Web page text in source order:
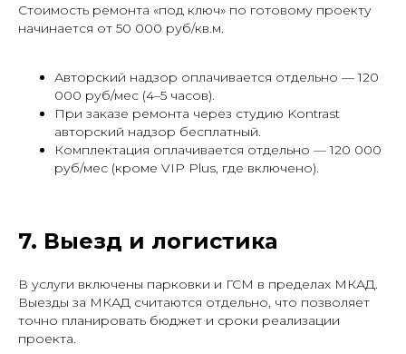
Стоимость ремонта «под ключ» по готовому проекту
начинается от 50 000 руб/кв.м.
Авторский надзор оплачивается отдельно — 120
000 руб/мес (4–5 часов).
При заказе ремонта через студию Kontrast
авторский надзор бесплатный.
Комплектация оплачивается отдельно — 120 000
руб/мес (кроме VIP Plus, где включено).
7. Выезд и логистика
В услуги включены парковки и ГСМ в пределах МКАД.
Выезды за МКАД считаются отдельно, что позволяет
точно планировать бюджет и сроки реализации
проекта.